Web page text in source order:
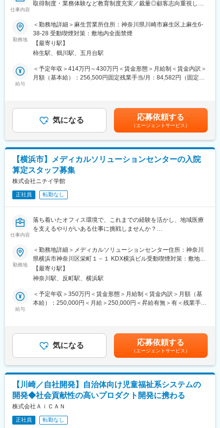
・商品や書類の手配は、社内の事務スタッフが担当し営業に専念
■一日の仕事の流れ：
納品から1週間後にお客様にお電話し、用具の使い心地や他に必要
なものを確認。その後は半年に1回の頻度でお客様宅を訪問しま
へのケア方法を考える会議の参加やケアマネージャーさんにお客
様の現状を報告したり、新商品を紹介したりすることもありま
・2ヵ月に1回、1日かけて社内全体研修を実施。業績や各現場で
の出来事の共有をはじめ、各自の振り返り、新商品取扱い時の商
品説明会なども行なっています。◎未経験から始められます。
・入社後2ヵ月間は当社の事業を理解する期間です。ビジネスマナ
ーの習得、事業理解、他部署での業務体験などをしていただきま
す。
・福祉用具専門相談員の資格取得に向けた講習（50時間）も受
講。もちろん、費用は会社負担です。その後は、先輩営業が同行
し、独り立ちまで支援します。
仕事内容
取得制度・業務体験など教育制度充実／裁量◎顧客志向重視した
■業務内容：
福祉用具・医療機器のレンタルと販売事業を展開している当社に
て、日常生活に不便を感じている高齢の方へ、安全安心な暮らし
ができるような環境作りを提案します！
今回は業績好調で、より多くのお客様にアプローチするため営業
職を募集します。
ことをお伺いします。
・カタログを見ながら、お客様が生活しやすくなる福祉用具の説
・ケアプランを作成されるケアマネージャーへ対しての営業活動
を行います。
ケアマネジャーが担当しているお客様の中で、お困りごとをお持
ちの方はいないかなどの情報を収集し、お客様をご紹介いただけ
るように信頼関係を構築していきます。
■業務の特徴：
・1回もしくは複数回の訪問で商品の使い勝手を確認頂き契約。価
格交渉することはありません。
・商品や書類の手配は、社内の事務スタッフが担当し営業に専念
■一日の仕事の流れ：
納品から1週間後にお客様にお電話し、用具の使い心地や他に必要
なものを確認。その後は半年に1回の頻度でお客様宅を訪問しま
へのケア方法を考える会議の参加やケアマネージャーさんにお客
様の現状を報告したり、新商品を紹介したりすることもありま
・2ヵ月に1回、1日かけて社内全体研修を実施。業績や各現場で
の出来事の共有をはじめ、各自の振り返り、新商品取扱い時の商
品説明会なども行なっています。◎未経験から始められます。
・入社後2ヵ月間は当社の事業を理解する期間です。ビジネスマナ
ーの習得、事業理解、他部署での業務体験などをしていただきま
す。
・福祉用具専門相談員の資格取得に向けた講習（50時間）も受
講。もちろん、費用は会社負担です。その後は、先輩営業が同行
し、独り立ちまで支援します。
勤務地
＜勤務地詳細＞麻生営業所住所：神奈川県川崎市麻生区上麻生6-
38-28 受動喫煙対策：敷地内全面禁煙
【最寄り駅】
柿生駅、鶴川駅、五月台駅
給与
＜予定年収＞414万円～430万円＜賃金形態＞月給制＜賃金内訳＞
月額（基本給）：256,500円固定残業手当/月：84,582円（固定残
当賃金はあくまでも目安の金額であり、選考を通じて上下する可
能性があります。月給(月額)は固定手当を含めた表記です。
気になる 応募依頼する
（エージェントサービス）
【横浜市】メディカルソリューションセンターの入院
算定スタッフ募集
株式会社ニチイ学館
正社員 転勤なし
仕事内容
落ち着いたオフィス環境で、これまでの経験を活かし、地域医療
を支えるやりがいある仕事に挑戦しませんか？
上・土日祝休み】
■はじめに：
当社はこれまで〈訪問診療〉を中心に、遠隔による医療事務サー
ビス「NichiiConnect」を提供してまいりました。このたび、メデ
ィカルソリューションセンターから全国の医療機関を支援する新
たな取り組みとして、『入院』部門を立ち上げる運びとなりまし
た。入院算定業務は専門性が高く、特に地方・僻地では人材不足
■職務内容：入院
契約医療機関のシステムを使用した、診療報酬請求業務を担当し
レセプト内容の疑義確認・修正
その他、付随する業務
■具体的な作業フェーズ
担当ユニット（1）
入院患者の登録：保険情報・入院時病名・入院日（期間）・退院
勤務地
＜勤務地詳細＞メディカルソリューションセンター住所：神奈川
県横浜市神奈川区栄町１－１ KDX横浜ビル受動喫煙対策：敷地内
全面禁煙
【最寄り駅】
神奈川駅、反町駅、横浜駅
給与
＜予定年収＞350万円＜賃金形態＞月給制＜賃金内訳＞月額（基
本給）：250,000円＜月給＞250,000円＜昇給有無＞有＜残業手当
気になる 応募依頼する
（エージェントサービス）
【川崎／自社開発】自治体向け児童福祉系システムの
開発◆社会貢献性の高いプロダクト開発に携わる
株式会社ＡｉＣＡＮ
正社員 転勤なし